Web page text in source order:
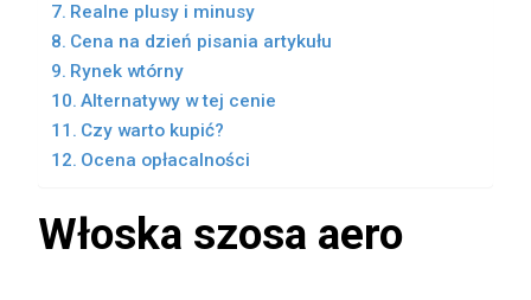
Realne plusy i minusy
Cena na dzień pisania artykułu
Rynek wtórny
Alternatywy w tej cenie
Czy warto kupić?
Ocena opłacalności
Włoska szosa aero